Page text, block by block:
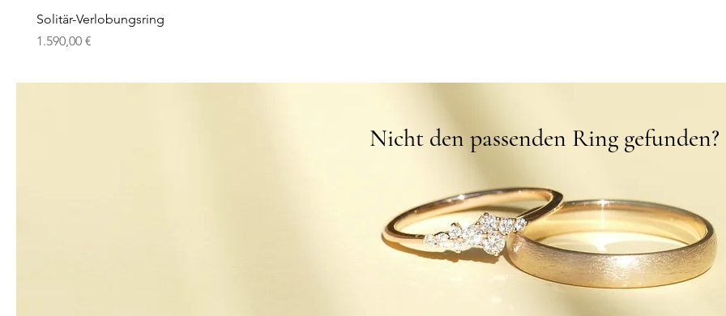
Solitär-Verlobungsring
Preis
1.590,00 €
Nicht den passenden Ring gefunden?